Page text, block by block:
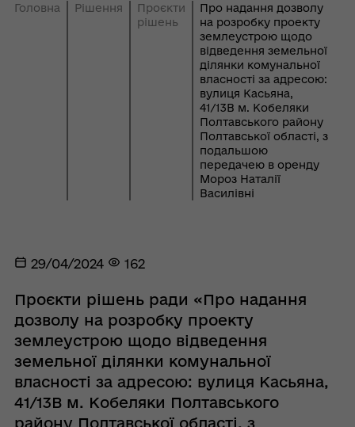
Головна Рішення
Проєкти
рішень
Про надання дозволу
на розробку проекту
землеустрою щодо
відведення земельної
ділянки комунальної
власності за адресою:
вулиця Касьяна,
41/13В м. Кобеляки
Полтавського району
Полтавської області, з
подальшою
передачею в оренду
Мороз Наталії
Василівні
29/04/2024 162
Проєкти рішень ради «Про надання
дозволу на розробку проекту
землеустрою щодо відведення
земельної ділянки комунальної
власності за адресою: вулиця Касьяна,
41/13В м. Кобеляки Полтавського
району Полтавської області, з